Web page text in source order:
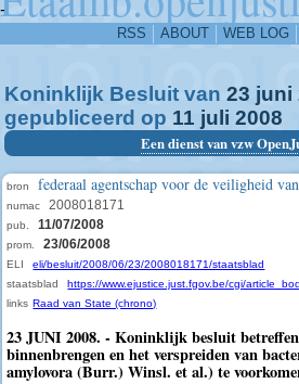
-
RSS ABOUT WEB LOG
Koninklijk Besluit van 23 juni
gepubliceerd op 11 juli 2008
Een dienst van vzw
bron federaal agentschap voor de veiligheid
numac 2008018171
pub. 11/07/2008
prom. 23/06/2008
ELI
eli/besluit/2008/06/23/2008018171/staatsblad
staatsblad
https://www.ejustice.just.fgov.be/cgi/
links Raad van State (chrono)
23 JUNI 2008. - Koninklijk besluit
binnenbrengen en het verspreiden van
amylovora (Burr.) Winsl. et al.) te